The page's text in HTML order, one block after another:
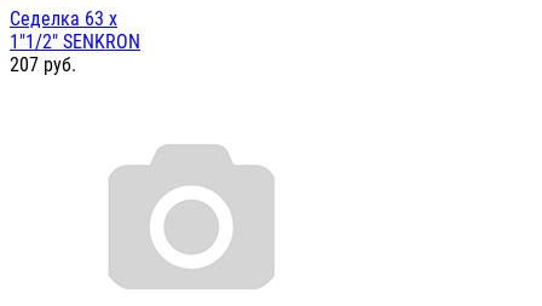
Седелка 63 х
1"1/2" SENKRON
207 руб.